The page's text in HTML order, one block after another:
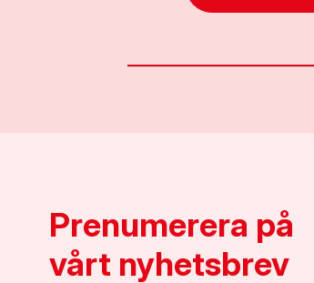
Prenumerera på
vårt nyhetsbrev